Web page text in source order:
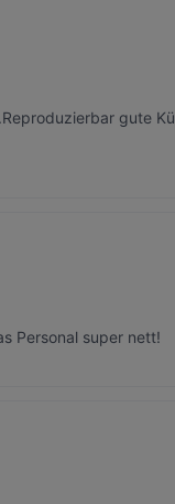
gute
Personal super nett!